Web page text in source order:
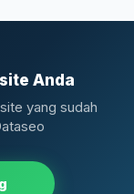
Anda
yang sudah